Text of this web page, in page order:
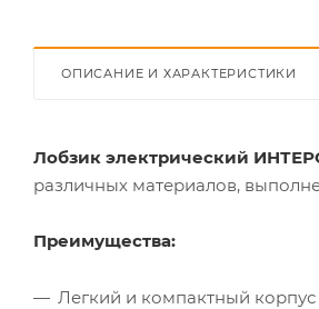
ОПИСАНИЕ И ХАРАКТЕРИСТИКИ
Лобзик электрический
различных материалов,
Преимущества:
Легкий и компактный корпус